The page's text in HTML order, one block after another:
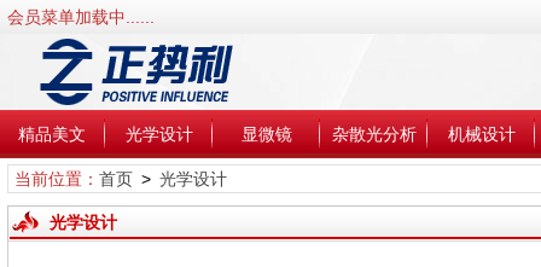
会员菜单加载中......
精品美文 光学设计 显微镜 杂散光分析 机械设计
当前位置： 首页> 光学设计
光学设计